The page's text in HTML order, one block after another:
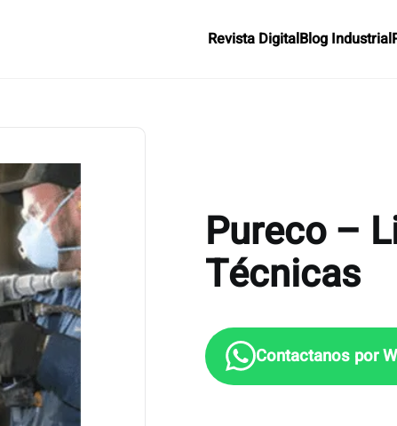
Revista DigitalBlog Industrial
Pureco –
Técnicas